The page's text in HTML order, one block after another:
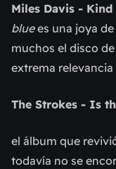
Miles Davis -
bluees una joya
muchos el disco
extrema
The Strokes - Is
el álbum que
todavía no se